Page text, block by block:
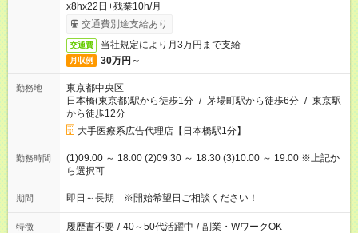
x8hx22日+残業10h/月
交通費別途支給あり
交通費 当社規定により月3万円まで支給
月収例 30万円～
勤務地
東京都中央区
日本橋(東京都)駅から徒歩1分 / 茅場町駅から徒歩6分 / 東京駅
から徒歩12分
大手医療系広告代理店【日本橋駅1分】
勤務時間
(1)09:00 ～ 18:00 (2)09:30 ～ 18:30 (3)10:00 ～ 19:00 ※上記か
ら選択可
期間 即日～長期 ※開始希望日ご相談ください！
特徴 履歴書不要 / 40～50代活躍中 / 副業・WワークOK